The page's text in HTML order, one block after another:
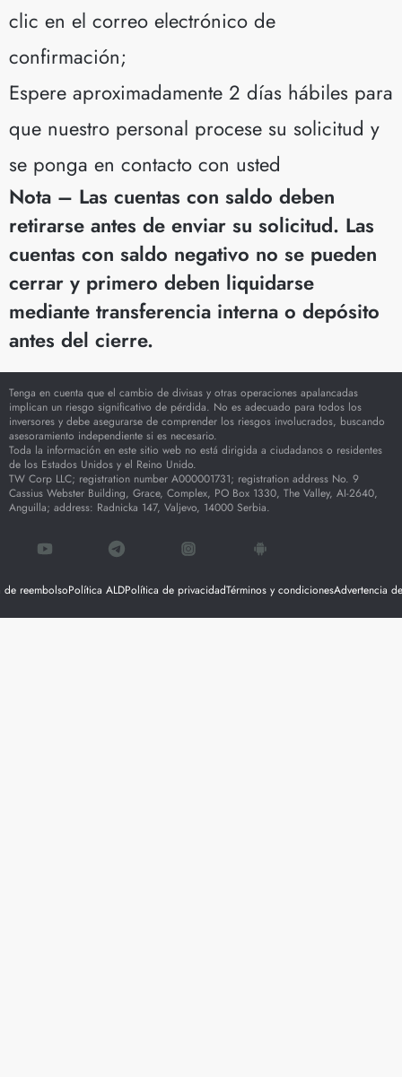
clic en el correo electrónico de
confirmación;
Espere aproximadamente 2 días hábiles para
que nuestro personal procese su solicitud y
se ponga en contacto con usted
Nota – Las cuentas con saldo deben
retirarse antes de enviar su solicitud. Las
cuentas con saldo negativo no se pueden
cerrar y primero deben liquidarse
mediante transferencia interna o depósito
antes del cierre.
Tenga en cuenta que el cambio de divisas y otras operaciones apalancadas
implican un riesgo significativo de pérdida. No es adecuado para todos los
inversores y debe asegurarse de comprender los riesgos involucrados, buscando
asesoramiento independiente si es necesario.
Toda la información en este sitio web no está dirigida a ciudadanos o residentes
de los Estados Unidos y el Reino Unido.
TW Corp LLC; registration number A000001731; registration address No. 9
Cassius Webster Building, Grace, Complex, PO Box 1330, The Valley, AI-2640,
Anguilla; address: Radnicka 147, Valjevo, 14000 Serbia.
de reembolsoPolítica ALDPolítica de privacidadTérminos y condicionesAdvertencia